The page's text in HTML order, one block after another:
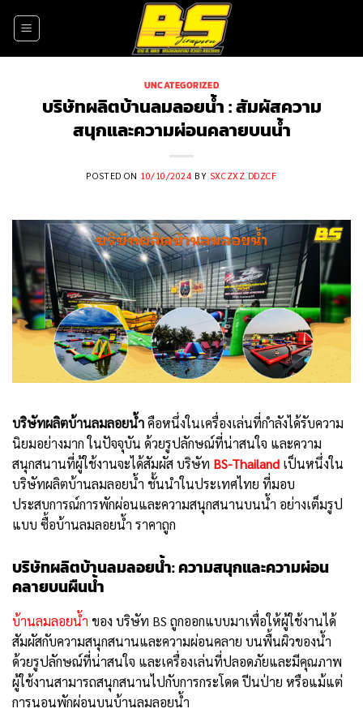
UNCATEGORIZED
บริษัทผลิตบ้านลมลอยน้ำ : สัมผัสความ
สนุกและความผ่อนคลายบนน้ำ
POSTED ON 10/10/2024 BY SXCZXZ DDZCF
บริษัทผลิตบ้านลมลอยน้ำคือหนึ่งในเครื่องเล่นที่กำลังได้รับความ
นิยมอย่างมาก ในปัจจุบัน ด้วยรูปลักษณ์ที่น่าสนใจ และความ
สนุกสนานที่ผู้ใช้งานจะได้สัมผัส บริษัท BS-Thailand เป็นหนึ่งใน
บริษัทผลิตบ้านลมลอยน้ำ ชั้นนำในประเทศไทย ที่มอบ
ประสบการณ์การพักผ่อนและความสนุกสนานบนน้ำ อย่างเต็มรูป
แบบ ซื้อบ้านลมลอยน้ำ ราคาถูก
บริษัทผลิตบ้านลมลอยน้ำ: ความสนุกและความผ่อน
คลายบนผืนน้ำ
บ้านลมลอยน้ำ ของ บริษัท BS ถูกออกแบบมาเพื่อให้ผู้ใช้งานได้
สัมผัสกับความสนุกสนานและความผ่อนคลาย บนพื้นผิวของน้ำ
ด้วยรูปลักษณ์ที่น่าสนใจ และเครื่องเล่นที่ปลอดภัยและมีคุณภาพ
ผู้ใช้งานสามารถสนุกสนานไปกับการกระโดด ปีนป่าย หรือแม้แต่
การนอนพักผ่อนบนบ้านลมลอยน้ำ